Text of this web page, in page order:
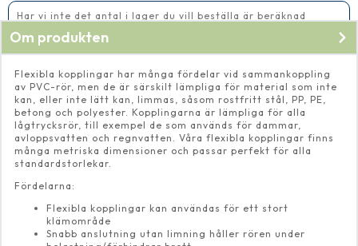
Har vi inte det antal i lager du vill beställa är beräknad
Om produkten
Flexibla kopplingar har många fördelar vid sammankoppling
av PVC-rör, men de är särskilt lämpliga för material som inte
kan, eller inte lätt kan, limmas, såsom rostfritt stål, PP, PE,
betong och polyester. Kopplingarna är lämpliga för alla
lågtrycksrör, till exempel de som används för dammar,
avloppsvatten och regnvatten. Våra flexibla kopplingar finns
många metriska dimensioner och passar perfekt för alla
standardstorlekar.
Fördelarna:
Flexibla kopplingar kan användas för ett stort
klämområde
Snabb anslutning utan limning håller rören under